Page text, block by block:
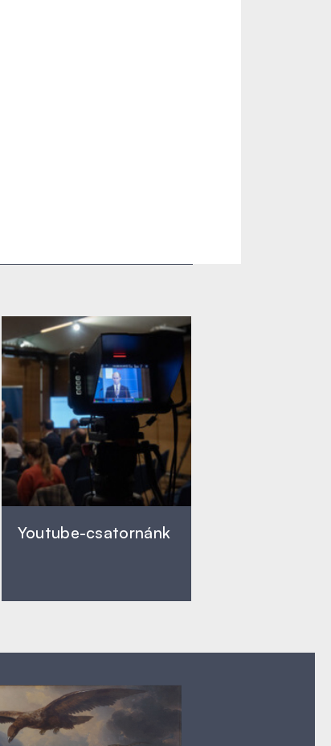
Youtube-csatornánk